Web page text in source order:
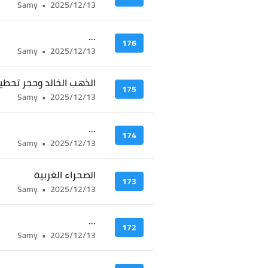
2025/12/13
•
Samy
176
...
2025/12/13
•
Samy
175 الذهب الخالد وحجر
2025/12/13
•
Samy
174
...
2025/12/13
•
Samy
173 الصحراء الغربية
2025/12/13
•
Samy
172
...
2025/12/13
•
Samy